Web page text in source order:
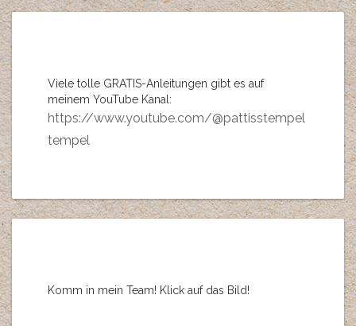
Viele tolle GRATIS-Anleitungen gibt es auf
meinem YouTube Kanal:
https://www.youtube.com/@pattisstempel
tempel
Komm in mein Team! Klick auf das Bild!